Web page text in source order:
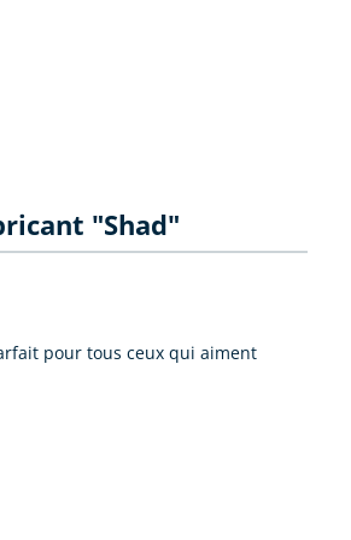
"Shad"
pour tous ceux qui aiment